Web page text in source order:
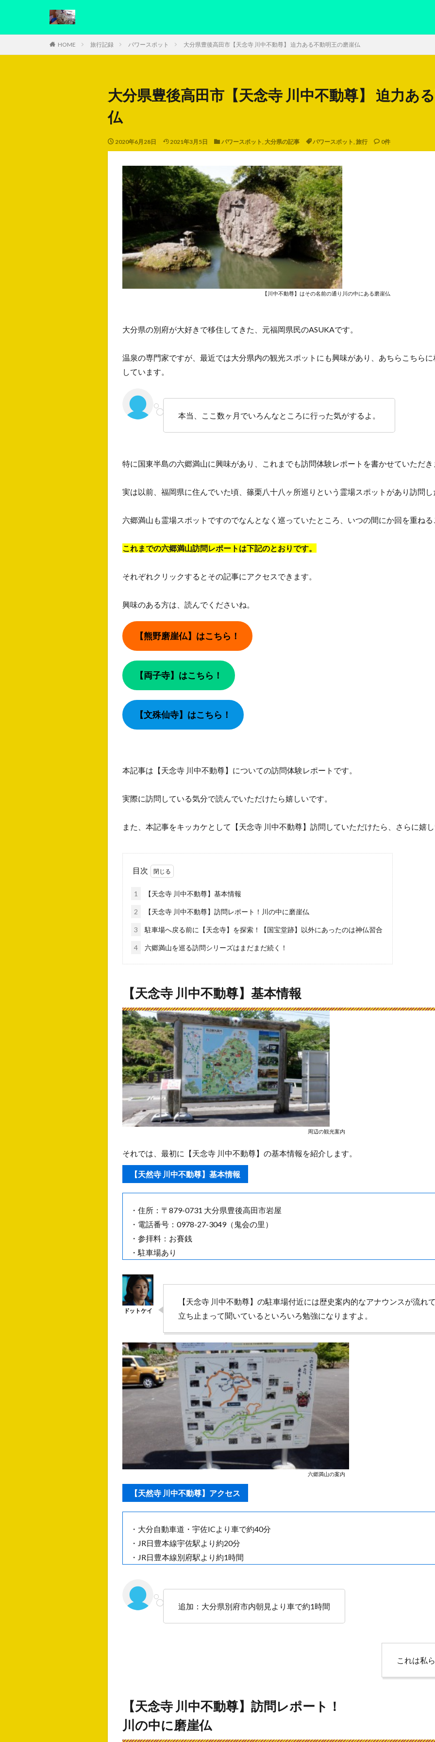
HOME 旅行記録 パワースポット 大分県豊後高田市【天念寺 川中不動尊】 迫力ある不動明王の磨崖仏
大分県豊後高田市【天念寺 川中不動尊】 迫力あ
仏
2020年6月28日 2021年3月5日 パワースポット, 大分県の記事 パワースポット, 旅行 0件
【川中不動尊】はその名前の通り川の中にある磨崖仏
大分県の別府が大好きで移住してきた、元福岡県民のASUKAです。
温泉の専門家ですが、最近では大分県内の観光スポットにも興味があり、あちらこちら
しています。
本当、ここ数ヶ月でいろんなところに行った気がするよ。
特に国東半島の六郷満山に興味があり、これまでも訪問体験レポートを書かせていただき
実は以前、福岡県に住んでいた頃、篠栗八十八ヶ所巡りという霊場スポットがあり訪問し
六郷満山も霊場スポットですのでなんとなく巡っていたところ、いつの間にか回を重ねる
これまでの六郷満山訪問レポートは下記のとおりです。
それぞれクリックするとその記事にアクセスできます。
興味のある方は、読んでくださいね。
【熊野磨崖仏】はこちら！
【両子寺】はこちら！
【文殊仙寺】はこちら！
本記事は【天念寺 川中不動尊】についての訪問体験レポートです。
実際に訪問している気分で読んでいただけたら嬉しいです。
また、本記事をキッカケとして【天念寺 川中不動尊】訪問していただけたら、さらに嬉し
目次
1 【天念寺 川中不動尊】基本情報
2 【天念寺 川中不動尊】訪問レポート！川の中に磨崖仏
3 駐車場へ戻る前に【天念寺】を探索！【国宝堂跡】以外にあったのは神仏習合
4 六郷満山を巡る訪問シリーズはまだまだ続く！
【天念寺 川中不動尊】基本情報
周辺の観光案内
それでは、最初に【天念寺 川中不動尊】の基本情報を紹介します。
【天然寺 川中不動尊】基本情報
・住所：〒879-0731 大分県豊後高田市岩屋
・電話番号：0978-27-3049（鬼会の里）
・参拝料：お賽銭
・駐車場あり
【天念寺 川中不動尊】の駐車場付近には歴史案内的なアナウンスが流れて
立ち止まって聞いているといろいろ勉強になりますよ。
六郷満山の案内
【天然寺 川中不動尊】アクセス
・大分自動車道・宇佐ICより車で約40分
・JR日豊本線宇佐駅より約20分
・JR日豊本線別府駅より約1時間
追加：大分県別府市内朝見より車で約1時間
これは私
【天念寺 川中不動尊】訪問レポート！
川の中に磨崖仏